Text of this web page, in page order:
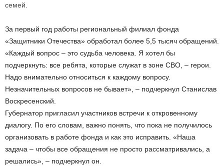
семей.
За первый год работы региональный филиал фонда
«Защитники Отечества» обработал более 5,5 тысяч обращений.
«Каждый вопрос – это судьба человека. Я хотел бы
подчеркнуть: все ребята, которые служат в зоне СВО, – герои.
Надо внимательно относиться к каждому вопросу.
Незначительных вопросов не бывает», – подчеркнул Станислав
Воскресенский.
Губернатор пригласил участников встречи к откровенному
диалогу. По его словам, важно понять, что пока не получилось
организовать в работе фонда и как это исправить. «Наша
задача – чтобы все обращения не просто рассматривались, а
решались», – подчеркнул он.